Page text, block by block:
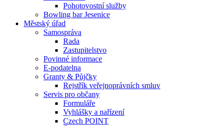
Pohotovostní služby
Bowling bar Jesenice
Městský úřad
Samospráva
Rada
Zastupitelstvo
Povinné informace
E-podatelna
Granty & Půjčky
Rejstřík veřejnoprávních smluv
Servis pro občany
Formuláře
Vyhlášky a nařízení
Czech POINT